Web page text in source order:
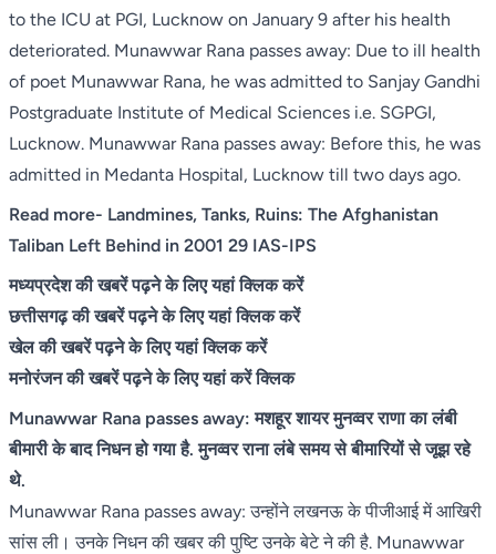
to the ICU at PGI, Lucknow on January 9 after his health
deteriorated. Munawwar Rana passes away: Due to ill health
of poet Munawwar Rana, he was admitted to Sanjay Gandhi
Postgraduate Institute of Medical Sciences i.e. SGPGI,
Lucknow. Munawwar Rana passes away: Before this, he was
admitted in Medanta Hospital, Lucknow till two days ago.
Read more- Landmines, Tanks, Ruins: The Afghanistan
Taliban Left Behind in 2001 29 IAS-IPS
मध्यप्रदेश की खबरें पढ़ने के लिए यहां क्लिक करें
छत्तीसगढ़ की खबरें पढ़ने के लिए यहां क्लिक करें
खेल की खबरें पढ़ने के लिए यहां क्लिक करें
मनोरंजन की खबरें पढ़ने के लिए यहां करें क्लिक
Munawwar Rana passes away: मशहूर शायर मुनव्वर राणा का लंबी
बीमारी के बाद निधन हो गया है. मुनव्वर राना लंबे समय से बीमारियों से जूझ रहे
थे.
Munawwar Rana passes away: उन्होंने लखनऊ के पीजीआई में आखिरी
सांस ली। उनके निधन की खबर की पुष्टि उनके बेटे ने की है. Munawwar